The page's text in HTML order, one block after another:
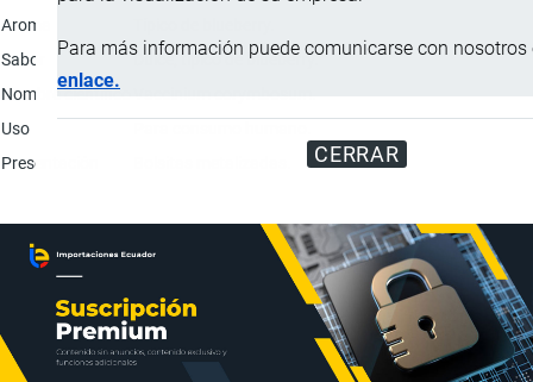
Para más información puede comunicarse con nosotros
enlace.
CERRAR
Aroma
Sabor
Dulce, típico de blueberry.
Nombre científico
Uso
Presentación